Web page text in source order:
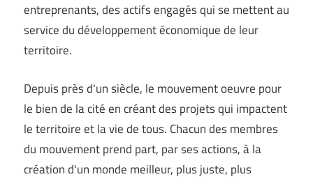
entreprenants, des actifs engagés qui se mettent au
service du développement économique de leur
territoire.
Depuis près d'un siècle, le mouvement oeuvre pour
le bien de la cité en créant des projets qui impactent
le territoire et la vie de tous. Chacun des membres
du mouvement prend part, par ses actions, à la
création d'un monde meilleur, plus juste, plus